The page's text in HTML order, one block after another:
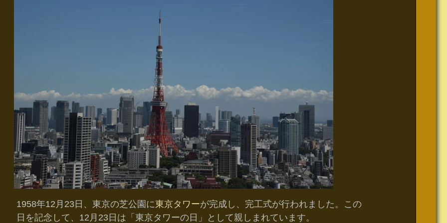
1958年12月23日、東京の芝公園に東京タワーが完成し、完工式が行われました。この
日を記念して、12月23日は「東京タワーの日」として親しまれています。